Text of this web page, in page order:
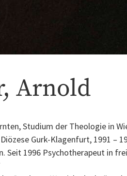
Arnold
Studium der Theologie in
Gurk-Klagenfurt, 1991 –
Seit 1996 Psychotherapeut in